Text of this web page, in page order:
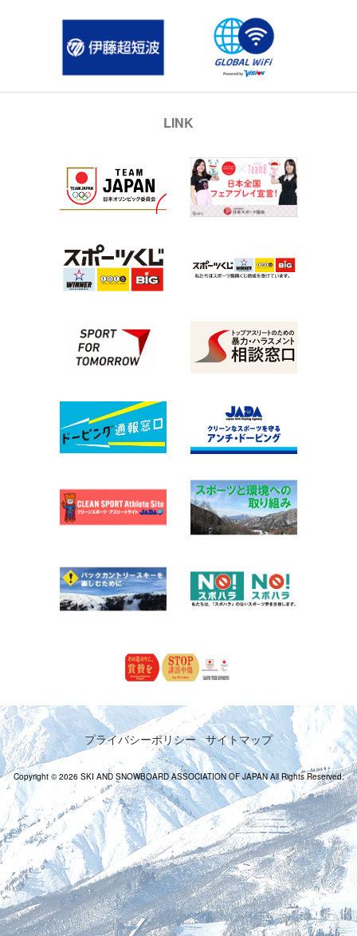
LINK
プライバシーポリシー サイトマップ
Copyright © 2026 SKI AND SNOWBOARD ASSOCIATION OF JAPAN All Rights Reserved.